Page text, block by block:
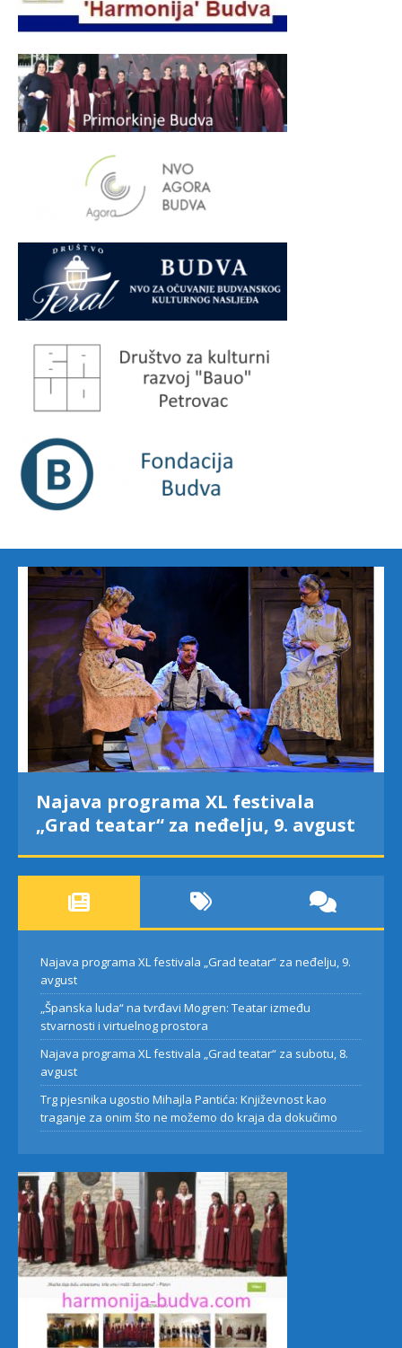
Najava programa XL festivala
„Grad teatar“ za neđelju, 9. avgust
Najava programa XL festivala „Grad teatar“ za neđelju, 9.
avgust
„Španska luda“ na tvrđavi Mogren: Teatar između
stvarnosti i virtuelnog prostora
Najava programa XL festivala „Grad teatar“ za subotu, 8.
avgust
Trg pjesnika ugostio Mihajla Pantića: Književnost kao
traganje za onim što ne možemo do kraja da dokučimo